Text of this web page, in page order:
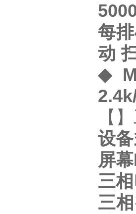
每
动
◆
【
设
屏
三
三